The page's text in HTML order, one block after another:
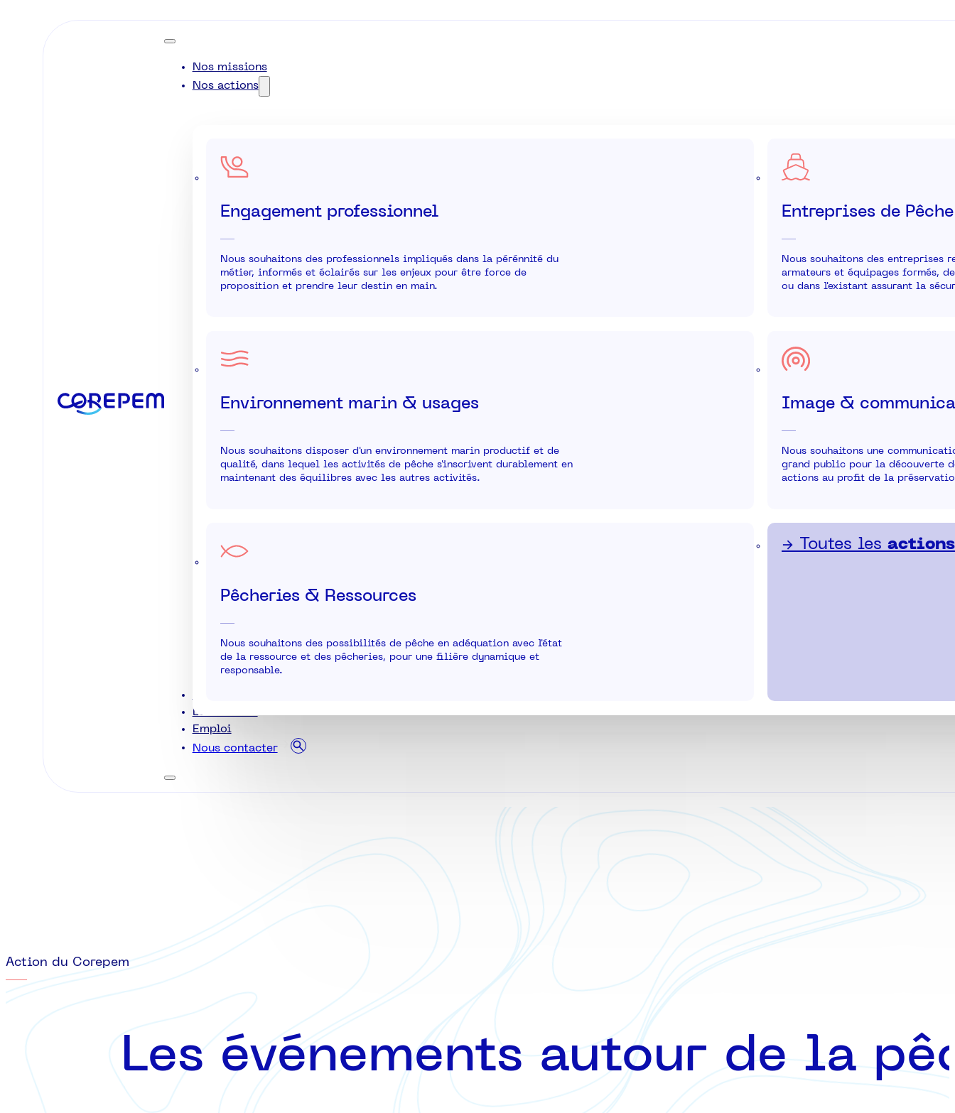
Nos missions
Nos actions
Engagement professionnel
Nous souhaitons des professionnels impliqués dans la pérénnité du
métier, informés et éclairés sur les enjeux pour être force de
proposition et prendre leur destin en main.
Entreprises de Pêche
Nous souhaitons des entreprises
armateurs et équipages formés,
ou dans l'existant assurant la
Environnement marin & usages
Nous souhaitons disposer d'un environnement marin productif et de
qualité, dans lequel les activités de pêche s'inscrivent durablement en
maintenant des équilibres avec les autres activités.
Image &
Nous souhaitons une
grand public pour la découverte
actions au profit de la
Pêcheries & Ressources
Nous souhaitons des possibilités de pêche en adéquation avec l'état
de la ressource et des pêcheries, pour une filière dynamique et
responsable.
→ Toutes les actions
Les métiers
Emploi
Nous contacter
Action du Corepem
Les événements autour de la